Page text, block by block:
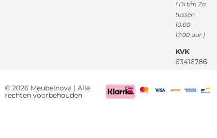
( Di t/m Za
tussen
10:00 –
17:00 uur )
KVK
63416786
© 2026 Meubelnova | Alle
rechten voorbehouden